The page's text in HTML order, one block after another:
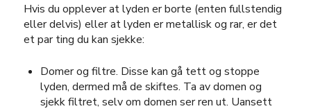
Hvis du opplever at lyden er borte (enten fullstendig
eller delvis) eller at lyden er metallisk og rar, er det
et par ting du kan sjekke:
Domer og filtre. Disse kan gå tett og stoppe
lyden, dermed må de skiftes. Ta av domen og
sjekk filtret, selv om domen ser ren ut. Uansett